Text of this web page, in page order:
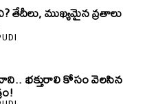
తేదీలు, ముఖ్యమైన వ్రతాలు
భక్తురాలి కోసం వెలసిన